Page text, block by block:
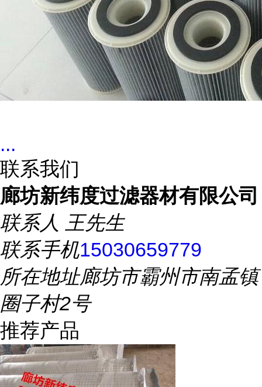
...
联系我们
廊坊新纬度过滤器材有限公司
联系人 王先生
联系手机15030659779
所在地址廊坊市霸州市南孟镇
圈子村2号
推荐产品